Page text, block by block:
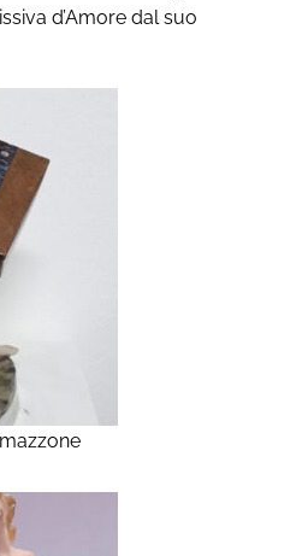
d’Amore dal suo